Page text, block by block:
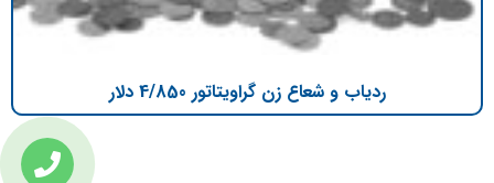
ردیاب و شعاع زن گراویتاتور 4/850 دلار